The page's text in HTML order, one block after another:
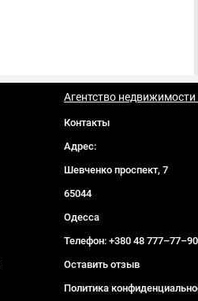
Агентство недвижимости
Контакты
Адрес:
Шевченко проспект, 7
65044
Одесса
Телефон: +380 48 777–77–90
Оставить отзыв
Политика